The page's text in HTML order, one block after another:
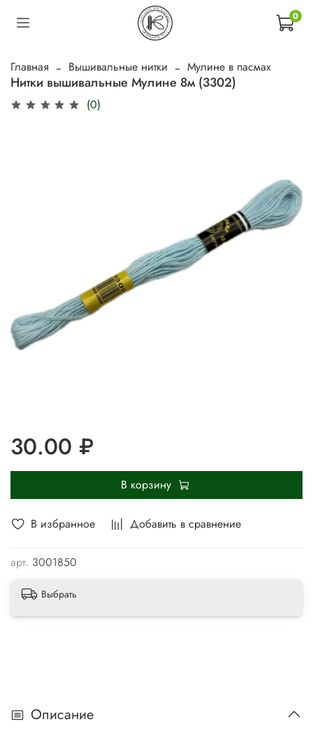
0
Главная Вышивальные нитки Мулине в пасмах
Нитки вышивальные Мулине 8м (3302)
(0)
В избранное Добавить в сравнение
арт. 3001850
30.00 ₽
В корзину
Выбрать
Описание